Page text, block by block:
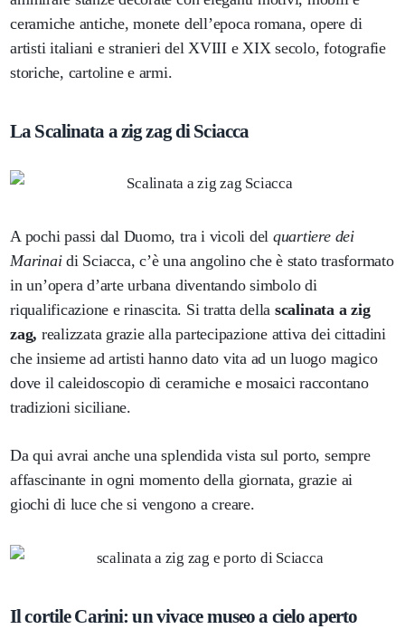
ceramiche antiche, monete dell’epoca romana, opere di
artisti italiani e stranieri del XVIII e XIX secolo, fotografie
storiche, cartoline e armi.
La Scalinata a zig zag di Sciacca
A pochi passi dal Duomo, tra i vicoli del quartiere dei
Marinaidi Sciacca, c’è una angolino che è stato trasformato
in un’opera d’arte urbana diventando simbolo di
riqualificazione e rinascita. Si tratta della scalinata a zig
zag, realizzata grazie alla partecipazione attiva dei cittadini
che insieme ad artisti hanno dato vita ad un luogo magico
dove il caleidoscopio di ceramiche e mosaici raccontano
tradizioni siciliane.
Da qui avrai anche una splendida vista sul porto, sempre
affascinante in ogni momento della giornata, grazie ai
giochi di luce che si vengono a creare.
Il cortile Carini: un vivace museo a cielo aperto